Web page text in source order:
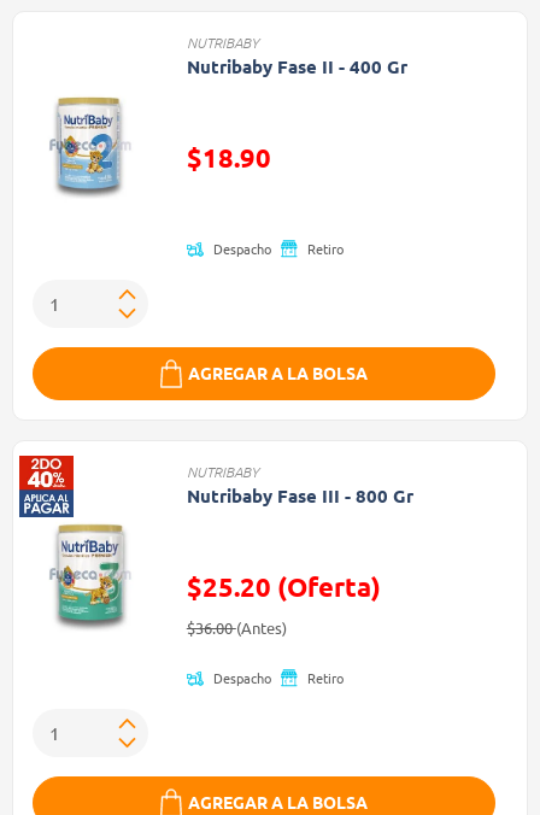
NUTRIBABY
Nutribaby Fase II - 400 Gr
$18.90
Despacho Retiro
AGREGAR A LA BOLSA
NUTRIBABY
Nutribaby Fase III - 800 Gr
$25.20 (Oferta)
Precio reducido de
$36.00(Antes)(Oferta)
Despacho Retiro
AGREGAR A LA BOLSA